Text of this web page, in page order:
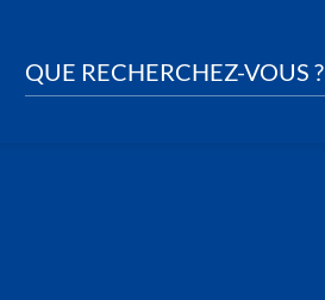
QUE RECHERCHEZ-VOUS ?